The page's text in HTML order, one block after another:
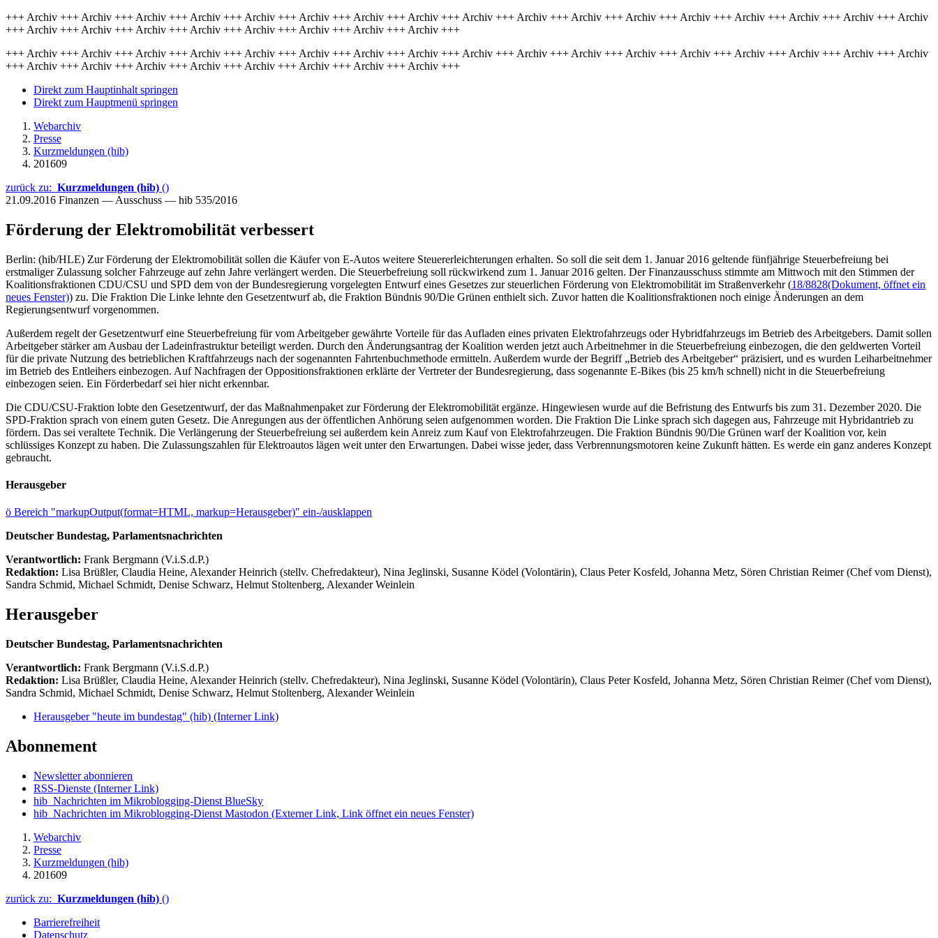
+++ Archiv +++ Archiv +++ Archiv +++ Archiv +++ Archiv +++ Archiv +++ Archiv +++ Archiv +++ Archiv +++ Archiv +++ Archiv +++ Archiv +++ Archiv +++ Archiv +++ Archiv +++ Archiv +++ Archiv
+++ Archiv +++ Archiv +++ Archiv +++ Archiv +++ Archiv +++ Archiv +++ Archiv +++ Archiv +++
+++ Archiv +++ Archiv +++ Archiv +++ Archiv +++ Archiv +++ Archiv +++ Archiv +++ Archiv +++ Archiv +++ Archiv +++ Archiv +++ Archiv +++ Archiv +++ Archiv +++ Archiv +++ Archiv +++ Archiv
+++ Archiv +++ Archiv +++ Archiv +++ Archiv +++ Archiv +++ Archiv +++ Archiv +++ Archiv +++
Direkt zum Hauptinhalt springen
Direkt zum Hauptmenü springen
Webarchiv
Presse
Kurzmeldungen (hib)
201609
zurück zu: Kurzmeldungen (hib) ()
21.09.2016 Finanzen — Ausschuss — hib 535/2016
Förderung der Elektromobilität verbessert
Berlin: (hib/HLE) Zur Förderung der Elektromobilität sollen die Käufer von E-Autos weitere Steuererleichterungen erhalten. So soll die seit dem 1. Januar 2016 geltende fünfjährige Steuerbefreiung bei
erstmaliger Zulassung solcher Fahrzeuge auf zehn Jahre verlängert werden. Die Steuerbefreiung soll rückwirkend zum 1. Januar 2016 gelten. Der Finanzausschuss stimmte am Mittwoch mit den Stimmen der
Koalitionsfraktionen CDU/CSU und SPD dem von der Bundesregierung vorgelegten Entwurf eines Gesetzes zur steuerlichen Förderung von Elektromobilität im Straßenverkehr (18/8828(Dokument, öffnet ein
neues Fenster)) zu. Die Fraktion Die Linke lehnte den Gesetzentwurf ab, die Fraktion Bündnis 90/Die Grünen enthielt sich. Zuvor hatten die Koalitionsfraktionen noch einige Änderungen an dem
Regierungsentwurf vorgenommen.
Außerdem regelt der Gesetzentwurf eine Steuerbefreiung für vom Arbeitgeber gewährte Vorteile für das Aufladen eines privaten Elektrofahrzeugs oder Hybridfahrzeugs im Betrieb des Arbeitgebers. Damit sollen
Arbeitgeber stärker am Ausbau der Ladeinfrastruktur beteiligt werden. Durch den Änderungsantrag der Koalition werden jetzt auch Arbeitnehmer in die Steuerbefreiung einbezogen, die den geldwerten Vorteil
für die private Nutzung des betrieblichen Kraftfahrzeugs nach der sogenannten Fahrtenbuchmethode ermitteln. Außerdem wurde der Begriff „Betrieb des Arbeitgeber“ präzisiert, und es wurden Leiharbeitnehmer
im Betrieb des Entleihers einbezogen. Auf Nachfragen der Oppositionsfraktionen erklärte der Vertreter der Bundesregierung, dass sogenannte E-Bikes (bis 25 km/h schnell) nicht in die Steuerbefreiung
einbezogen seien. Ein Förderbedarf sei hier nicht erkennbar.
Die CDU/CSU-Fraktion lobte den Gesetzentwurf, der das Maßnahmenpaket zur Förderung der Elektromobilität ergänze. Hingewiesen wurde auf die Befristung des Entwurfs bis zum 31. Dezember 2020. Die
SPD-Fraktion sprach von einem guten Gesetz. Die Anregungen aus der öffentlichen Anhörung seien aufgenommen worden. Die Fraktion Die Linke sprach sich dagegen aus, Fahrzeuge mit Hybridantrieb zu
fördern. Das sei veraltete Technik. Die Verlängerung der Steuerbefreiung sei außerdem kein Anreiz zum Kauf von Elektrofahrzeugen. Die Fraktion Bündnis 90/Die Grünen warf der Koalition vor, kein
schlüssiges Konzept zu haben. Die Zulassungszahlen für Elektroautos lägen weit unter den Erwartungen. Dabei wisse jeder, dass Verbrennungsmotoren keine Zukunft hätten. Es werde ein ganz anderes Konzept
gebraucht.
Herausgeber
ö Bereich "markupOutput(format=HTML, markup=Herausgeber)" ein-/ausklappen
Deutscher Bundestag, Parlamentsnachrichten
Verantwortlich: Frank Bergmann (V.i.S.d.P.)
Redaktion: Lisa Brüßler, Claudia Heine, Alexander Heinrich (stellv. Chefredakteur), Nina Jeglinski, Susanne Ködel (Volontärin), Claus Peter Kosfeld, Johanna Metz, Sören Christian Reimer (Chef vom Dienst),
Sandra Schmid, Michael Schmidt, Denise Schwarz, Helmut Stoltenberg, Alexander Weinlein
Herausgeber
Deutscher Bundestag, Parlamentsnachrichten
Verantwortlich: Frank Bergmann (V.i.S.d.P.)
Redaktion: Lisa Brüßler, Claudia Heine, Alexander Heinrich (stellv. Chefredakteur), Nina Jeglinski, Susanne Ködel (Volontärin), Claus Peter Kosfeld, Johanna Metz, Sören Christian Reimer (Chef vom Dienst),
Sandra Schmid, Michael Schmidt, Denise Schwarz, Helmut Stoltenberg, Alexander Weinlein
Herausgeber "heute im bundestag" (hib) (Interner Link)
Abonnement
Newsletter abonnieren
RSS-Dienste (Interner Link)
hib_Nachrichten im Mikroblogging-Dienst BlueSky
hib_Nachrichten im Mikroblogging-Dienst Mastodon (Externer Link, Link öffnet ein neues Fenster)
Webarchiv
Presse
Kurzmeldungen (hib)
201609
zurück zu: Kurzmeldungen (hib) ()
Barrierefreiheit
Datenschutz